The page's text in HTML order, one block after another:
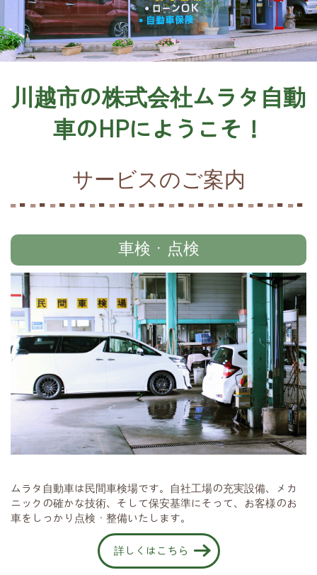
川越市の株式会社ムラタ自動
車のHPにようこそ！
サービスのご案内
車検・点検
ムラタ自動車は民間車検場です。自社工場の充実設備、メカ
ニックの確かな技術、そして保安基準にそって、お客様のお
車をしっかり点検・整備いたします。
詳しくはこちら